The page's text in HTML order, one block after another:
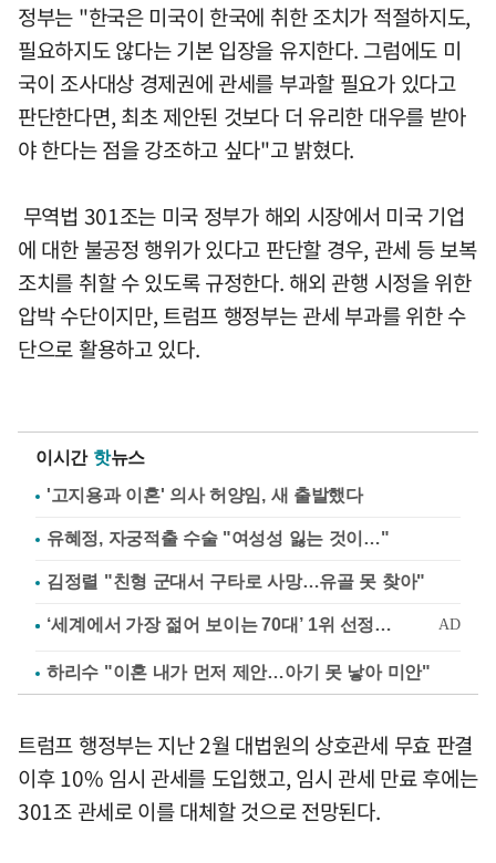
정부는 "한국은 미국이 한국에 취한 조치가 적절하지도,
필요하지도 않다는 기본 입장을 유지한다. 그럼에도 미
국이 조사대상 경제권에 관세를 부과할 필요가 있다고
판단한다면, 최초 제안된 것보다 더 유리한 대우를 받아
야 한다는 점을 강조하고 싶다"고 밝혔다.
무역법 301조는 미국 정부가 해외 시장에서 미국 기업
에 대한 불공정 행위가 있다고 판단할 경우, 관세 등 보복
조치를 취할 수 있도록 규정한다. 해외 관행 시정을 위한
압박 수단이지만, 트럼프 행정부는 관세 부과를 위한 수
단으로 활용하고 있다.
이시간 핫뉴스
'고지용과 이혼' 의사 허양임, 새 출발했다
유혜정, 자궁적출 수술 "여성성 잃는 것이…"
김정렬 "친형 군대서 구타로 사망…유골 못 찾아"
하리수 "이혼 내가 먼저 제안…아기 못 낳아 미안"
트럼프 행정부는 지난 2월 대법원의 상호관세 무효 판결
이후 10% 임시 관세를 도입했고, 임시 관세 만료 후에는
301조 관세로 이를 대체할 것으로 전망된다.